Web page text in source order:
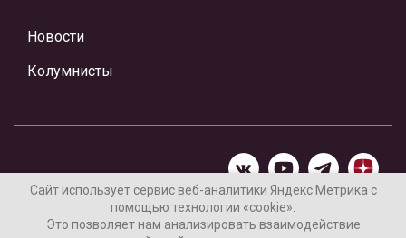
Новости
Колумнисты
Материалы предоставлены редакцией Интернет-газеты
«Ваши новости»
Сайт использует сервис веб-аналитики Яндекс Метрика с
помощью технологии «cookie».
Это позволяет нам анализировать взаимодействие